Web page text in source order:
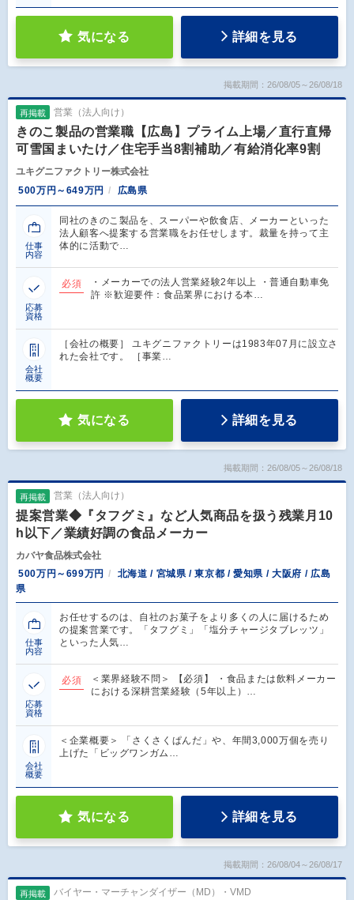
気になる 詳細を見る
掲載期間：26/08/05～26/08/18
再掲載 営業（法人向け）
きのこ製品の営業職【広島】プライム上場／直行直帰
可雪国まいたけ／住宅手当8割補助／有給消化率9割
ユキグニファクトリー株式会社
500万円～649万円
広島県
仕事
内容
同社のきのこ製品を、スーパーや飲食店、メーカーといった
法人顧客へ提案する営業職をお任せします。裁量を持って主
体的に活動で…
応募
資格
必須
・メーカーでの法人営業経験2年以上 ・普通自動車免
許 ※歓迎要件：食品業界における本…
会社
概要
［会社の概要］ ユキグニファクトリーは1983年07月に設立さ
れた会社です。 ［事業…
気になる 詳細を見る
掲載期間：26/08/05～26/08/18
再掲載 営業（法人向け）
提案営業◆『タフグミ』など人気商品を扱う残業月10
h以下／業績好調の食品メーカー
カバヤ食品株式会社
500万円～699万円
北海道 / 宮城県 / 東京都 / 愛知県 / 大阪府 / 広島
県
仕事
内容
お任せするのは、自社のお菓子をより多くの人に届けるため
の提案営業です。「タフグミ」「塩分チャージタブレッツ」
といった人気…
応募
資格
必須
＜業界経験不問＞ 【必須】 ・食品または飲料メーカー
における深耕営業経験（5年以上）…
会社
概要
＜企業概要＞ 「さくさくぱんだ」や、年間3,000万個を売り
上げた「ビッグワンガム…
気になる 詳細を見る
掲載期間：26/08/04～26/08/17
再掲載 バイヤー・マーチャンダイザー（MD）・VMD